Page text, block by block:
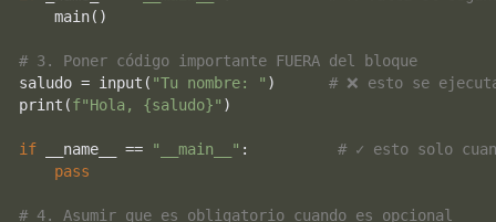
    main()
# 3. Poner código importante FUERA del bloque
saludo = input ( "Tu nombre: " ) # ❌ esto se
print (f"Hola, {saludo}" )
if __name__ == "__main__" : # ✓ esto solo
pass
# 4. Asumir que es obligatorio cuando es opcional